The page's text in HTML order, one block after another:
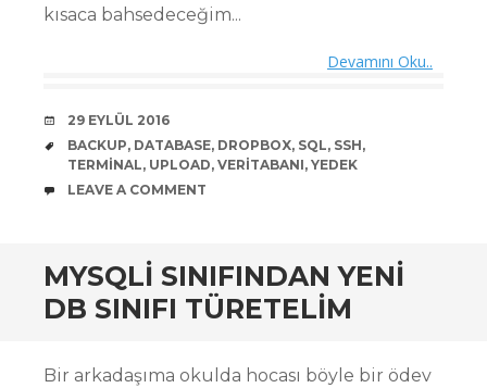
kısaca bahsedeceğim...
Devamını Oku..
DATE
29 EYLÜL 2016
TAGS
BACKUP, DATABASE, DROPBOX, SQL, SSH,
TERMINAL, UPLOAD, VERITABANI, YEDEK
COMMENTS
LEAVE A COMMENT
MYSQLI SINIFINDAN YENI
DB SINIFI TÜRETELIM
Bir arkadaşıma okulda hocası böyle bir ödev